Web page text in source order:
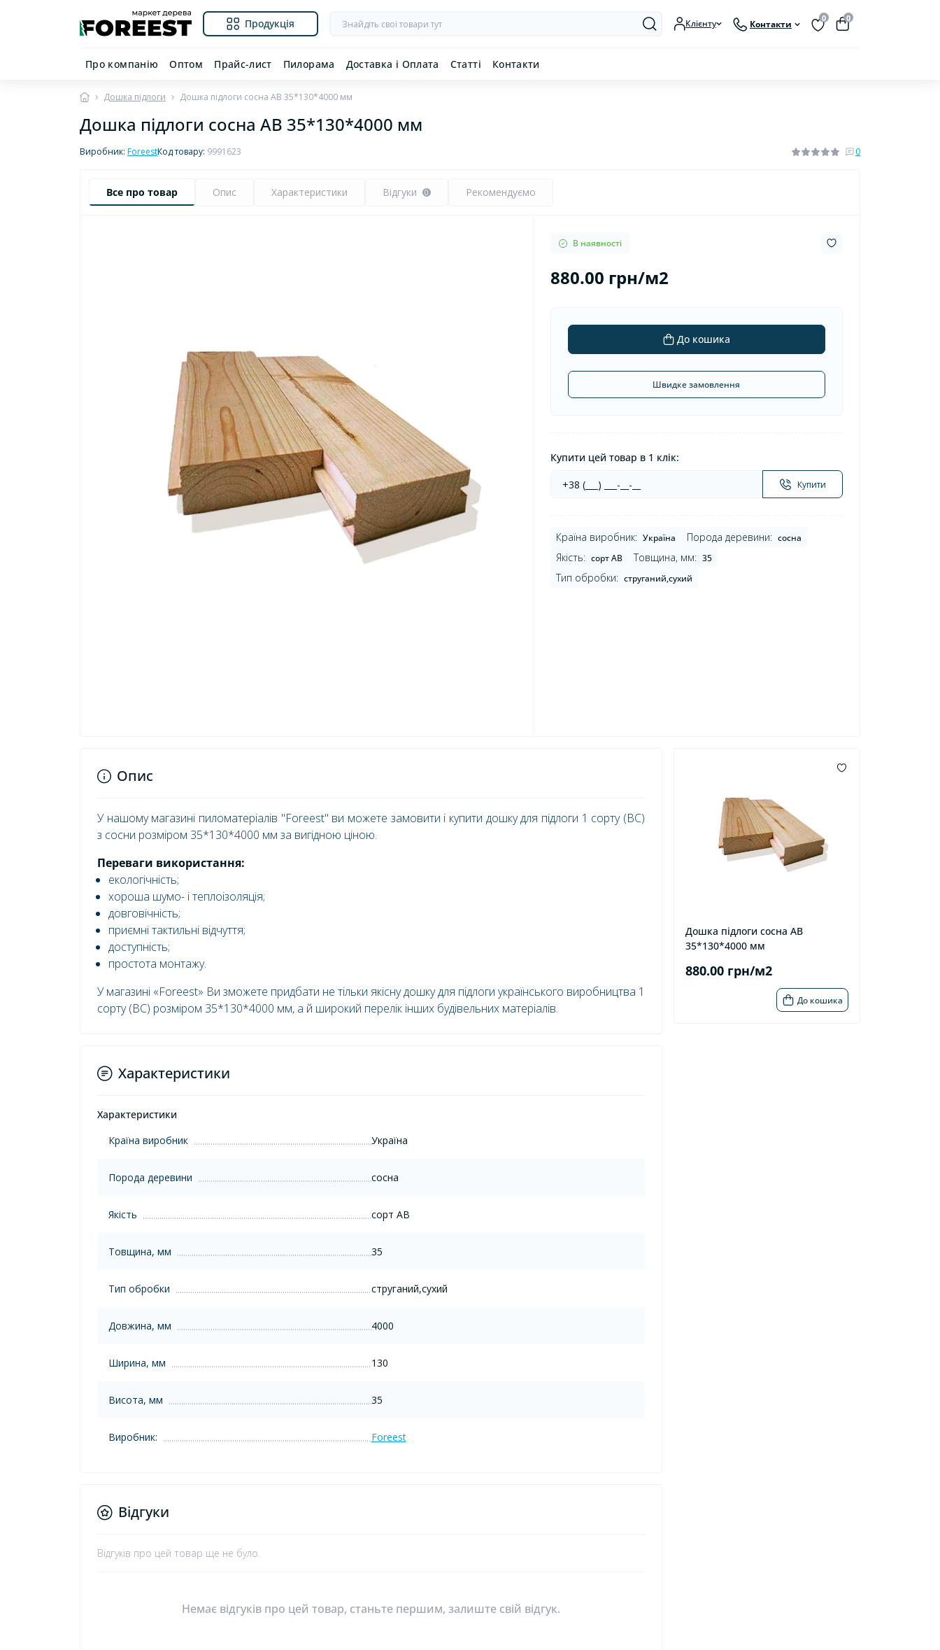
Продукція Клієнту Контакти
0 0
Про компанію Оптом Прайс-лист Пилорама Доставка і Оплата Статті Контакти
Дошка підлоги Дошка підлоги сосна AB 35*130*4000 мм
Дошка підлоги сосна AB 35*130*4000 мм
Виробник: ForeestКод товару: 9991623 0
Все про товар Опис Характеристики Відгуки 0 Рекомендуємо
В наявності
880.00 грн/м2
До кошика
Швидке замовлення
Купити цей товар в 1 клік:
Купити
Країна виробник: Україна Порода деревини: сосна
Якість: сорт AB Товщина, мм: 35
Тип обробки: струганий,сухий
Дошка підлоги сосна AB
35*130*4000 мм
880.00 грн/м2
До кошика
Опис
У нашому магазині пиломатеріалів "Foreest" ви можете замовити і купити дошку для підлоги 1 сорту (BC)
з сосни розміром 35*130*4000 мм за вигідною ціною.
Переваги використання:
екологічність;
хороша шумо- і теплоізоляція;
довговічність;
приємні тактильні відчуття;
доступність;
простота монтажу.
У магазині «Foreest» Ви зможете придбати не тільки якісну дошку для підлоги українського виробництва 1
сорту (BC) розміром 35*130*4000 мм, а й широкий перелік інших будівельних матеріалів.
Характеристики
Характеристики
Країна виробник
Україна
Порода деревини сосна
Якість сорт AB
Товщина, мм 35
Тип обробки струганий,сухий
Довжина, мм 4000
Ширина, мм 130
Висота, мм 35
Виробник: Foreest
Відгуки
Відгуків про цей товар ще не було.
Немає відгуків про цей товар, станьте першим, залиште свій відгук.